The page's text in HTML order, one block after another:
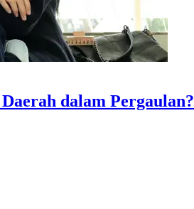
dalam Pergaulan?